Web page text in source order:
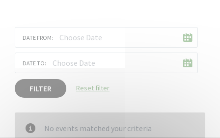
DATE FROM:
DATE TO:
FILTER Reset filter
No events matched your criteria